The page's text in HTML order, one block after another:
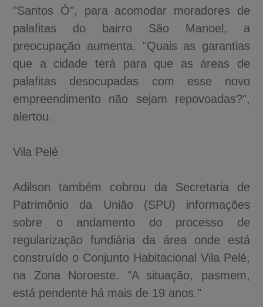
"Santos Ó", para acomodar moradores de
palafitas do bairro São Manoel, a
preocupação aumenta. "Quais as garantias
que a cidade terá para que as áreas de
palafitas desocupadas com esse novo
empreendimento não sejam repovoadas?",
alertou.
Vila Pelé
Adilson também cobrou da Secretaria de
Patrimônio da União (SPU) informações
sobre o andamento do processo de
regularização fundiária da área onde está
construído o Conjunto Habitacional Vila Pelé,
na Zona Noroeste. "A situação, pasmem,
está pendente há mais de 19 anos."